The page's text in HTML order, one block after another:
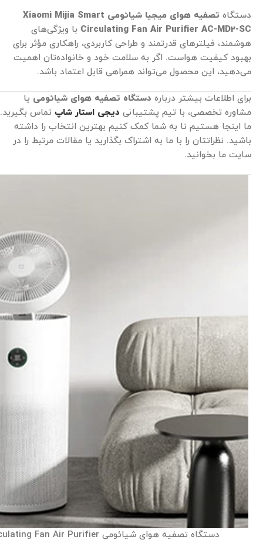
دستگاه
تصفیه هوای میجیا شیائومی Xiaomi Mijia Smart
Circulating Fan Air Purifier AC-MD2-SC با ویژگی‌های
هوشمند، فیلترهای قدرتمند و طراحی کاربردی، راهکاری مؤثر برای
بهبود کیفیت هواست. اگر به سلامت خود و خانواده‌تان اهمیت
می‌دهید، این محصول می‌تواند همراهی قابل اعتماد باشد.
برای اطلاعات بیشتر درباره دستگاه تصفیه هوای شیائومی یا
مشاوره تخصصی، با تیم پشتیبانی دیجی استار شاپ تماس بگیرید.
ما اینجا هستیم تا به شما کمک کنیم بهترین انتخاب را داشته
باشید. نظراتتان را با ما به اشتراک بگذارید یا مقالات مرتبط را در
سایت ما بخوانید.
دستگاه تصفیه هوای شیائومی Xiaomi Smart Circulating Fan Air Purifier